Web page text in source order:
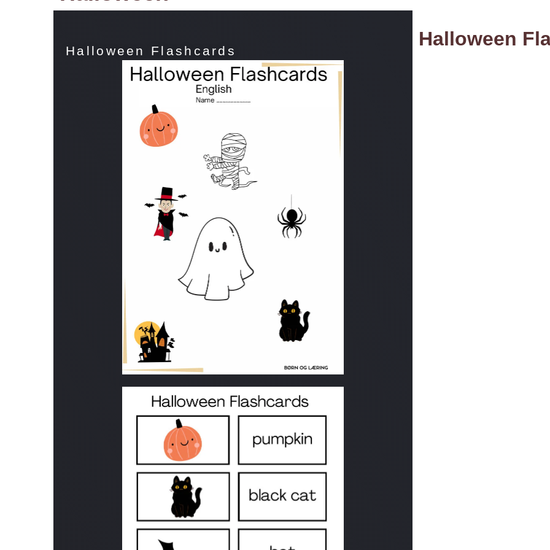
Halloween Flashcards
Halloween